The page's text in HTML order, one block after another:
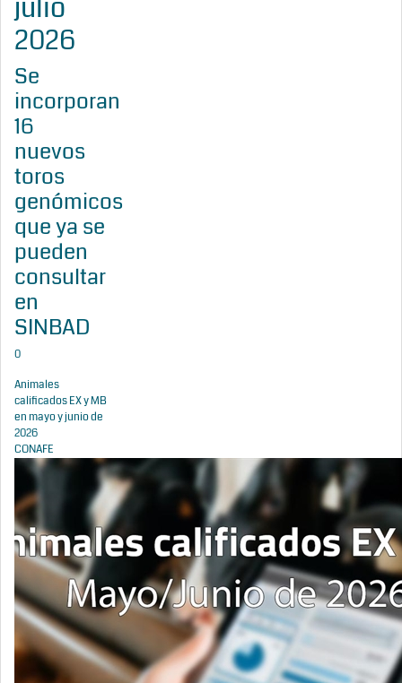
julio
2026
Se
incorporan
16
nuevos
toros
genómicos
que ya se
pueden
consultar
en
SINBAD
0
Animales
calificados EX y MB
en mayo y junio de
2026
CONAFE